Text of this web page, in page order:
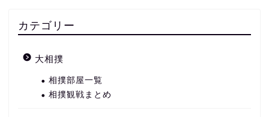
カテゴリー
大相撲
相撲部屋一覧
相撲観戦まとめ